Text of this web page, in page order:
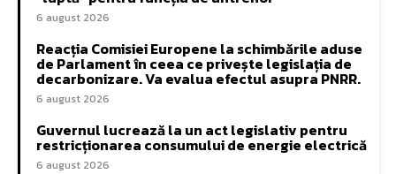
6 august 2026
Reacția Comisiei Europene la schimbările aduse
de Parlament în ceea ce privește legislația de
decarbonizare. Va evalua efectul asupra PNRR.
6 august 2026
Guvernul lucrează la un act legislativ pentru
restricționarea consumului de energie electrică
6 august 2026